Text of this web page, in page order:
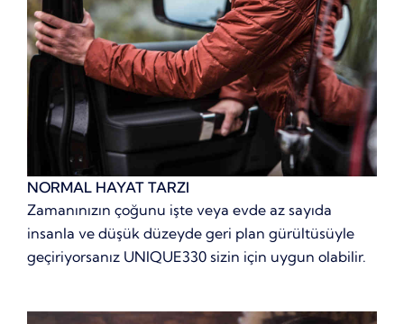
NORMAL HAYAT TARZI
Zamanınızın çoğunu işte veya evde az sayıda
insanla ve düşük düzeyde geri plan gürültüsüyle
geçiriyorsanız UNIQUE330 sizin için uygun olabilir.